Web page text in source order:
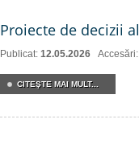
Proiecte de decizii
Publicat: 12.05.2026
CITEŞTE MAI MULT...